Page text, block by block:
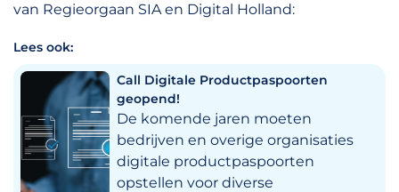
van Regieorgaan SIA en Digital Holland:
Lees ook:
Call Digitale Productpaspoorten
geopend!
De komende jaren moeten
bedrijven en overige organisaties
digitale productpaspoorten
opstellen voor diverse